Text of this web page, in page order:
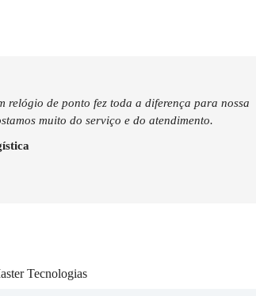
relógio de ponto fez toda a diferença para nossa
muito do serviço e do atendimento.
Tecnologias